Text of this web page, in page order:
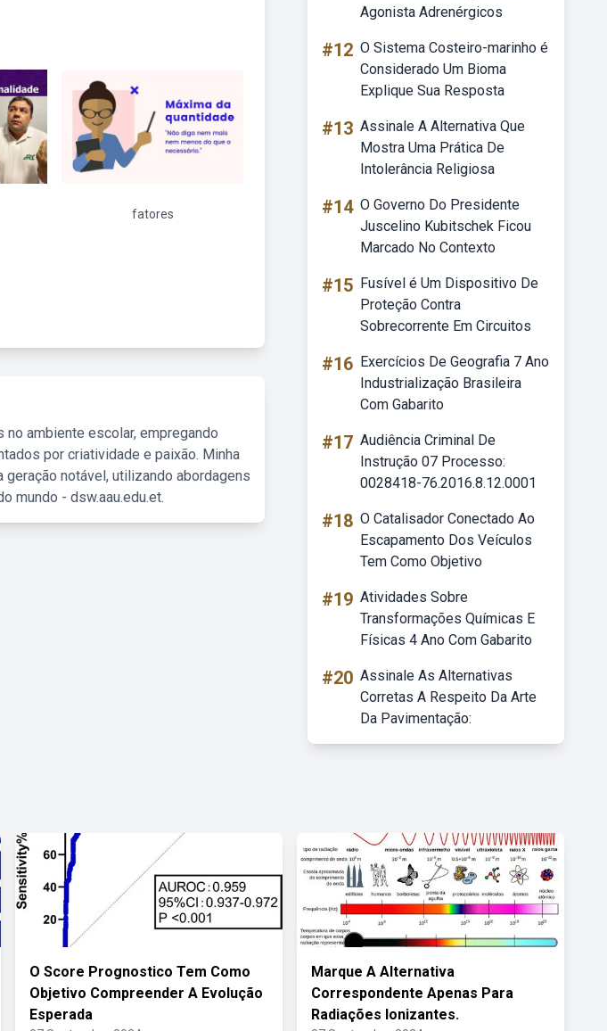
fatores
ambiente escolar, empregando
por criatividade e paixão. Minha
notável, utilizando abordagens
mundo - dsw.aau.edu.et.
Agonista Adrenérgicos
#12 O Sistema Costeiro-marinho é
Considerado Um Bioma
Explique Sua Resposta
#13 Assinale A Alternativa Que
Mostra Uma Prática De
Intolerância Religiosa
#14 O Governo Do Presidente
Juscelino Kubitschek Ficou
Marcado No Contexto
#15 Fusível é Um Dispositivo De
Proteção Contra
Sobrecorrente Em Circuitos
#16 Exercícios De Geografia 7 Ano
Industrialização Brasileira
Com Gabarito
#17 Audiência Criminal De
Instrução 07 Processo:
0028418-76.2016.8.12.0001
#18 O Catalisador Conectado Ao
Escapamento Dos Veículos
Tem Como Objetivo
#19 Atividades Sobre
Transformações Químicas E
Físicas 4 Ano Com Gabarito
#20 Assinale As Alternativas
Corretas A Respeito Da Arte
Da Pavimentação:
O Score Prognostico Tem Como
Objetivo Compreender A Evolução
Esperada
Marque A Alternativa
Correspondente Apenas Para
Radiações Ionizantes.